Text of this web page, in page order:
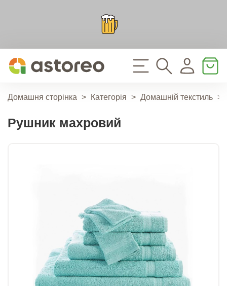
Домашня сторінка > Категорія > Домашній текстиль >
Рушник махровий